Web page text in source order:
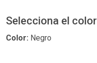
Selecciona el color
Color: Negro